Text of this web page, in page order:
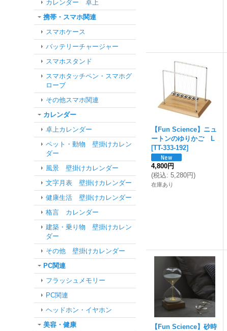
カレンダー 卓上
携帯・スマホ関連
スマホケース
バッテリーチャージャー
スマホスタンド
スマホタッチペン・スマホグ
ローブ
その他スマホ関連
カレンダー
卓上カレンダー
ペット・動物 壁掛けカレン
ダー
風景 壁掛けカレンダー
文字月表 壁掛けカレンダー
健康生活 壁掛けカレンダー
格言 カレンダー
建築・乗り物 壁掛けカレン
ダー
その他 壁掛けカレンダー
PC関連
フラッシュメモリー
PC関連
ヘッドホン・イヤホン
美容・健康
【Fun Science】ニュ
ートンのゆりかご L
[TT-333-192]
4,800円
(税込: 5,280円)
在庫あり
【Fun Science】砂時